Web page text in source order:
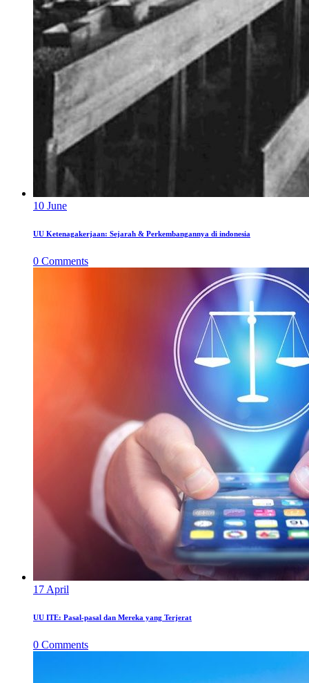
10 June
UU Ketenagakerjaan: Sejarah & Perkembangannya di indonesia
0 Comments
17 April
UU ITE: Pasal-pasal dan Mereka yang Terjerat
0 Comments